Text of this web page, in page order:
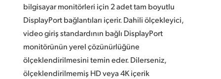
bilgisayar monitörleri için 2 adet tam boyutlu
DisplayPort bağlantıları içerir. Dahili ölçekleyici,
video giriş standardının bağlı DisplayPort
monitörünün yerel çözünürlüğüne
ölçeklendirilmesini temin eder. Dilerseniz,
ölçeklendirilmemiş HD veya 4K içerik